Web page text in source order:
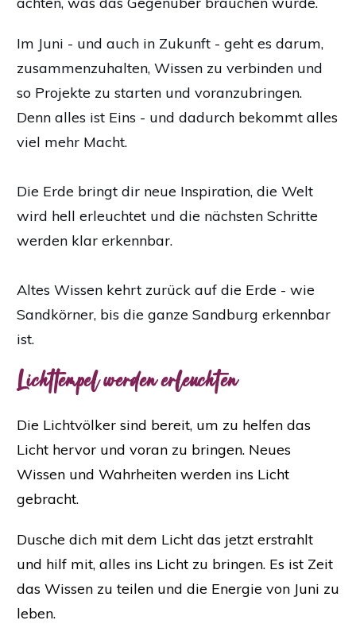
Im Juni - und auch in Zukunft - geht es darum,
zusammenzuhalten, Wissen zu verbinden und
so Projekte zu starten und voranzubringen.
Denn alles ist Eins - und dadurch bekommt alles
viel mehr Macht.
Die Erde bringt dir neue Inspiration, die Welt
wird hell erleuchtet und die nächsten Schritte
werden klar erkennbar.
Altes Wissen kehrt zurück auf die Erde - wie
Sandkörner, bis die ganze Sandburg erkennbar
ist.
Lichttempel werden erleuchten
Die Lichtvölker sind bereit, um zu helfen das
Licht hervor und voran zu bringen. Neues
Wissen und Wahrheiten werden ins Licht
gebracht.
Dusche dich mit dem Licht das jetzt erstrahlt
und hilf mit, alles ins Licht zu bringen. Es ist Zeit
das Wissen zu teilen und die Energie von Juni zu
leben.